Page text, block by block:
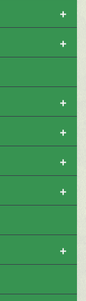
+
+
+
+
+
+
+